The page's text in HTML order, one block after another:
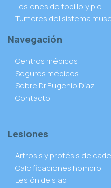
Lesiones de tobillo y pie
Tumores del sistema
Navegación
Centros médicos
Seguros médicos
Sobre Dr.Eugenio Díaz
Contacto
Lesiones
Artrosis y protésis de
Calcificaciones hombro
Lesión de slap